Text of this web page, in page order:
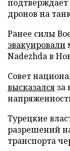
дронов на
Ранее силы
эвакуировали
Nadezhda в
Совет
высказался за
Турецкие
разрешений
транспорта